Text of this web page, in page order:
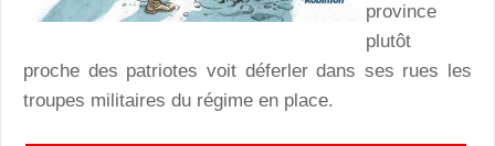
province
plutôt
proche des patriotes voit déferler dans ses rues les
troupes militaires du régime en place.